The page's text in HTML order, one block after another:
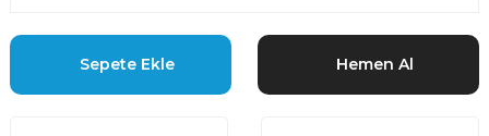
Sepete Ekle Hemen Al